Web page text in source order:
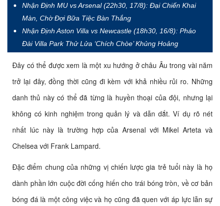
Nhận Định MU vs Arsenal (22h30, 17/8): Đại Chiến Khai
Màn, Chờ Đợi Bữa Tiệc Bàn Thắng
Nhận Định Aston Villa vs Newcastle (18h30, 16/8): Pháo
Đài Villa Park Thử Lửa ‘Chích Chòe’ Khủng Hoảng
Đây có thể được xem là một xu hướng ở châu Âu trong vài năm
trở lại đây, đồng thời cũng đi kèm với khả nhiều rủi ro. Những
danh thủ này có thể đã từng là huyền thoại của đội, nhưng lại
không có kinh nghiệm trong quản lý và dẫn dắt. Ví dụ rõ nét
nhất lúc này là trường hợp của Arsenal với Mikel Arteta và
Chelsea với Frank Lampard.
Đặc điểm chung của những vị chiến lược gia trẻ tuổi này là họ
dành phần lớn cuộc đời cống hiến cho trái bóng tròn, về cơ bản
bóng đá là một công việc và họ cũng đã quen với áp lực lẫn sự